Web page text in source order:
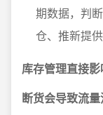
期数据，判
仓、推新提
库存管理直接
断货会导致流量